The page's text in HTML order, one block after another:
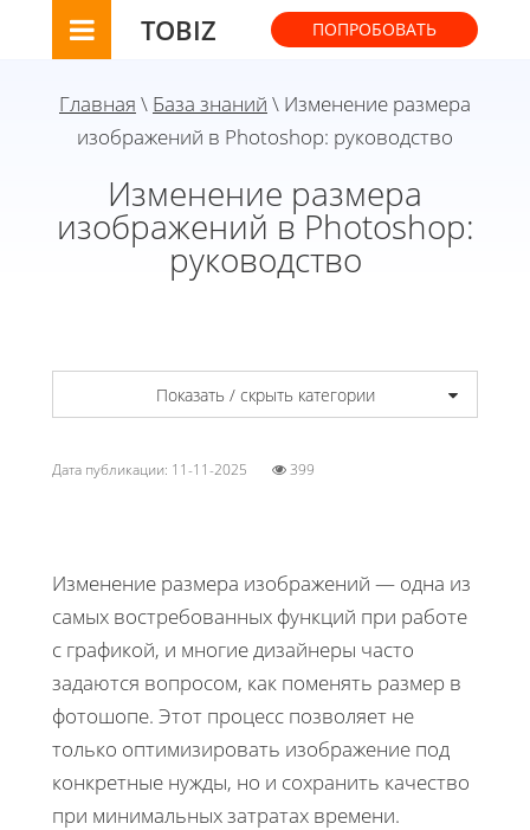
TOBIZ ПОПРОБОВАТЬ
Главная \ База знаний \ Изменение размера
изображений в Photoshop: руководство
Изменение размера
изображений в Photoshop:
руководство
Показать / скрыть категории
Дата публикации: 11-11-2025 399
Изменение размера изображений — одна из
самых востребованных функций при работе
с графикой, и многие дизайнеры часто
задаются вопросом, как поменять размер в
фотошопе. Этот процесс позволяет не
только оптимизировать изображение под
конкретные нужды, но и сохранить качество
при минимальных затратах времени.